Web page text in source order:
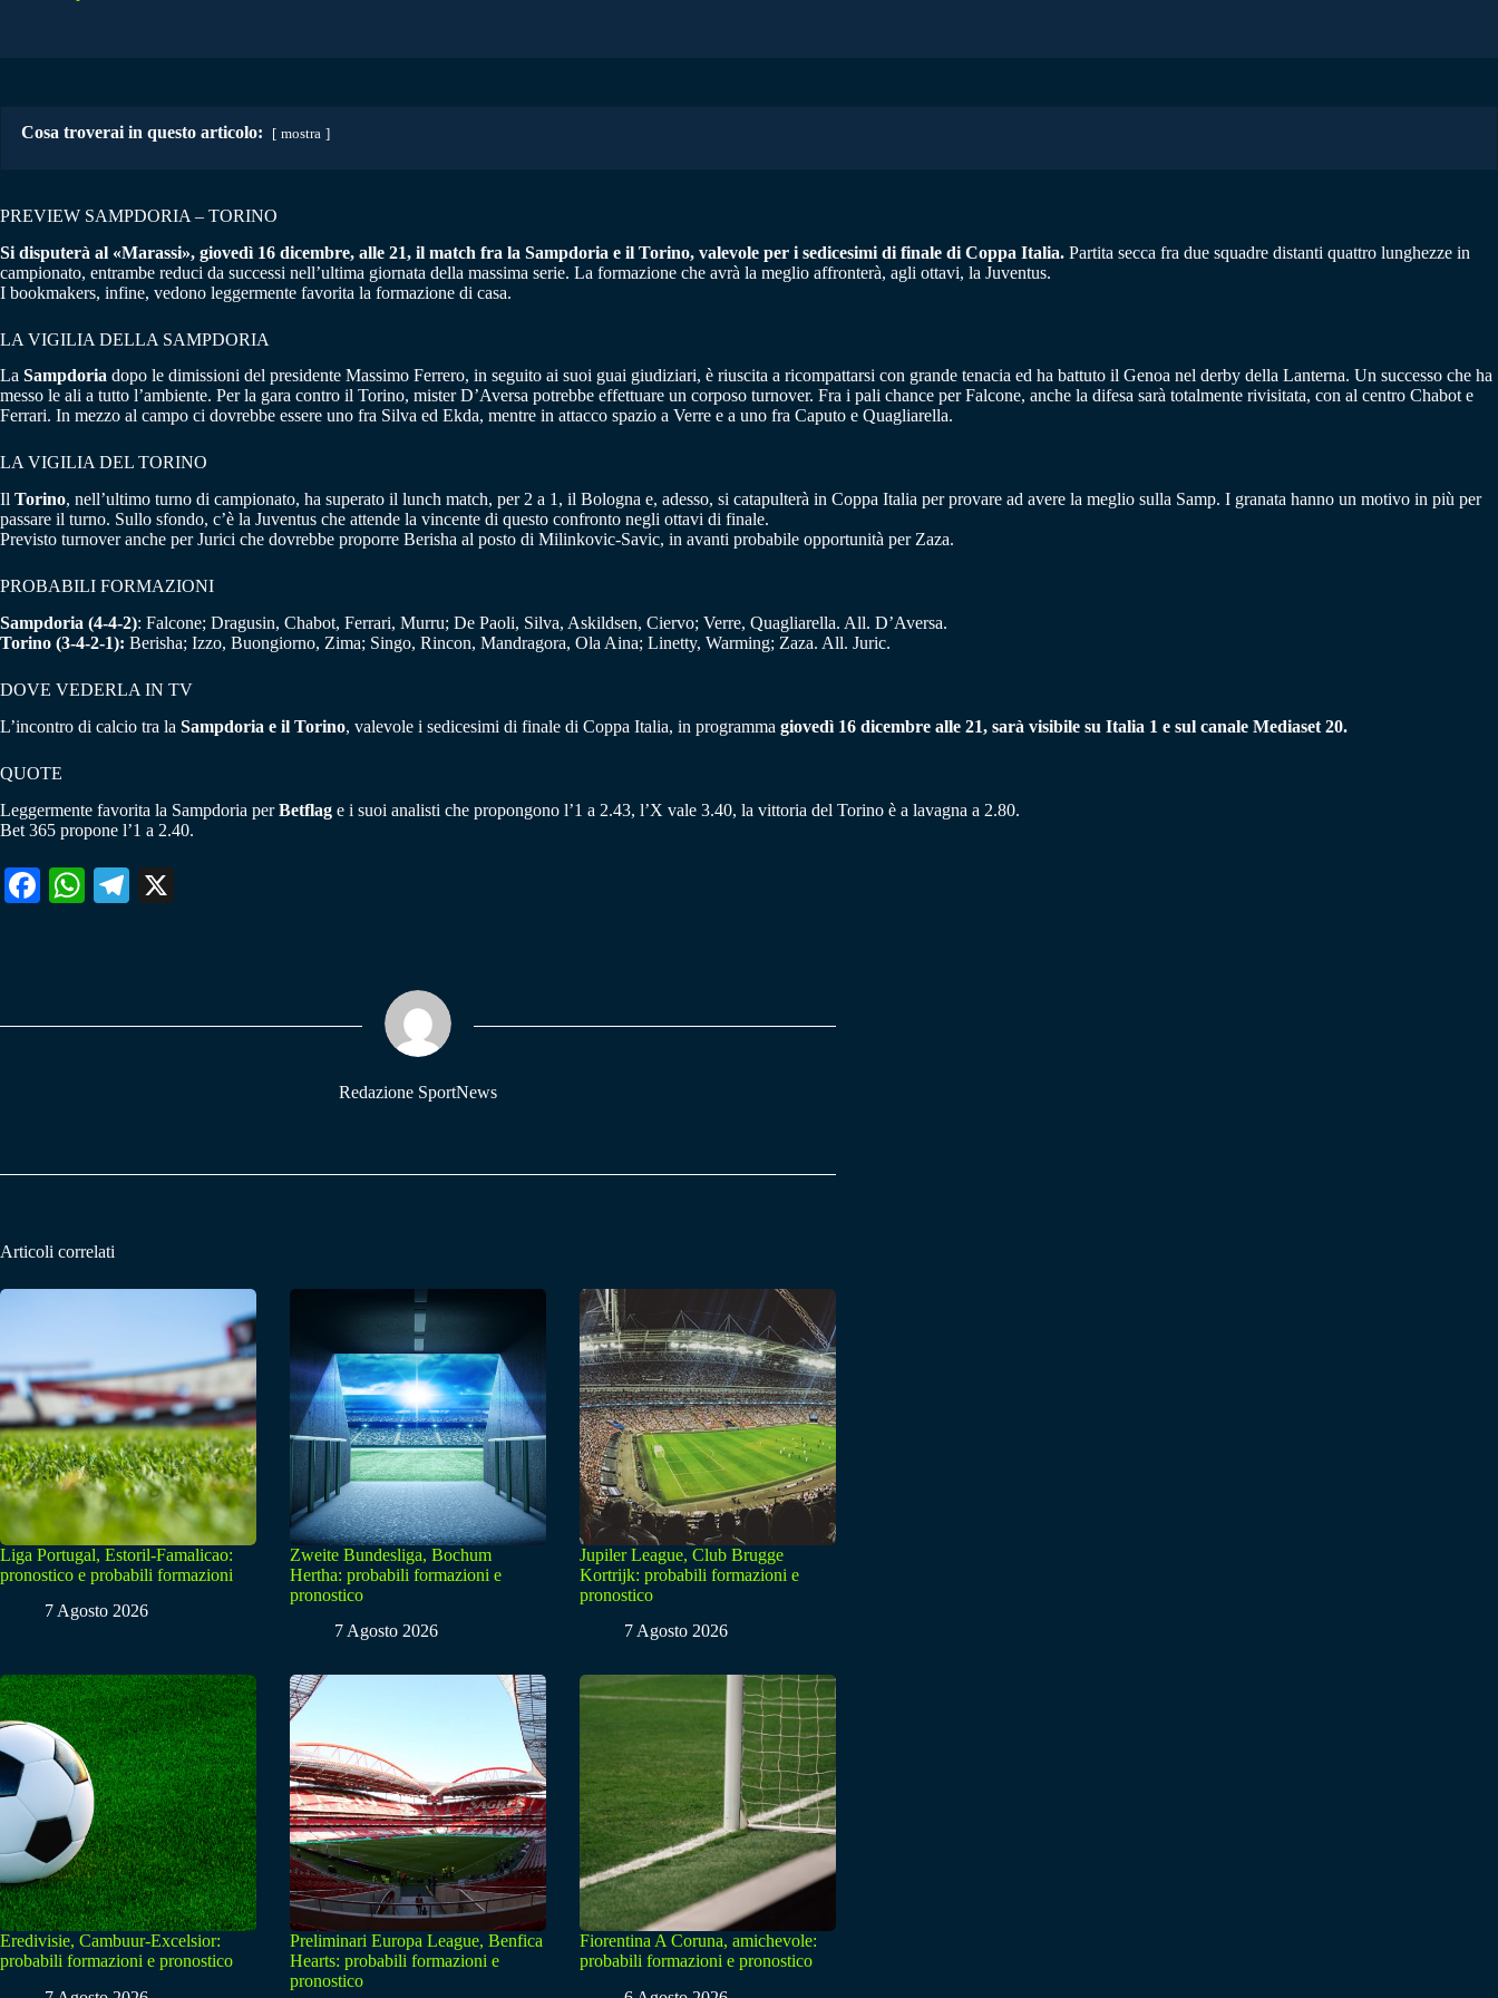
Cosa troverai in questo articolo: mostra
PREVIEW SAMPDORIA – TORINO
Si disputerà al «Marassi», giovedì 16 dicembre, alle 21, il match fra la Sampdoria e il Torino, valevole per i sedicesimi di finale di Coppa Italia. Partita secca fra due squadre distanti quattro lunghezze in
campionato, entrambe reduci da successi nell’ultima giornata della massima serie. La formazione che avrà la meglio affronterà, agli ottavi, la Juventus.
I bookmakers, infine, vedono leggermente favorita la formazione di casa.
LA VIGILIA DELLA SAMPDORIA
La Sampdoria dopo le dimissioni del presidente Massimo Ferrero, in seguito ai suoi guai giudiziari, è riuscita a ricompattarsi con grande tenacia ed ha battuto il Genoa nel derby della Lanterna. Un successo che ha
messo le ali a tutto l’ambiente. Per la gara contro il Torino, mister D’Aversa potrebbe effettuare un corposo turnover. Fra i pali chance per Falcone, anche la difesa sarà totalmente rivisitata, con al centro Chabot e
Ferrari. In mezzo al campo ci dovrebbe essere uno fra Silva ed Ekda, mentre in attacco spazio a Verre e a uno fra Caputo e Quagliarella.
LA VIGILIA DEL TORINO
Il Torino, nell’ultimo turno di campionato, ha superato il lunch match, per 2 a 1, il Bologna e, adesso, si catapulterà in Coppa Italia per provare ad avere la meglio sulla Samp. I granata hanno un motivo in più per
passare il turno. Sullo sfondo, c’è la Juventus che attende la vincente di questo confronto negli ottavi di finale.
Previsto turnover anche per Jurici che dovrebbe proporre Berisha al posto di Milinkovic-Savic, in avanti probabile opportunità per Zaza.
PROBABILI FORMAZIONI
Sampdoria (4-4-2): Falcone; Dragusin, Chabot, Ferrari, Murru; De Paoli, Silva, Askildsen, Ciervo; Verre, Quagliarella. All. D’Aversa.
Torino (3-4-2-1): Berisha; Izzo, Buongiorno, Zima; Singo, Rincon, Mandragora, Ola Aina; Linetty, Warming; Zaza. All. Juric.
DOVE VEDERLA IN TV
L’incontro di calcio tra la Sampdoria e il Torino, valevole i sedicesimi di finale di Coppa Italia, in programma giovedì 16 dicembre alle 21, sarà visibile su Italia 1 e sul canale Mediaset 20.
QUOTE
Leggermente favorita la Sampdoria perBetflag e i suoi analisti che propongono l’1 a 2.43, l’X vale 3.40, la vittoria del Torino è a lavagna a 2.80.
Bet 365 propone l’1 a 2.40.
Fa W
pp
Te
m
Redazione SportNews
Articoli correlati
Liga Portugal, Estoril-Famalicao:
pronostico e probabili formazioni
7 Agosto 2026
Zweite Bundesliga, Bochum
Hertha: probabili formazioni e
pronostico
7 Agosto 2026
Jupiler League, Club Brugge
Kortrijk: probabili formazioni e
pronostico
7 Agosto 2026
Eredivisie, Cambuur-Excelsior:
probabili formazioni e pronostico
Preliminari Europa League, Benfica
Hearts: probabili formazioni e
pronostico
Fiorentina A Coruna, amichevole:
probabili formazioni e pronostico